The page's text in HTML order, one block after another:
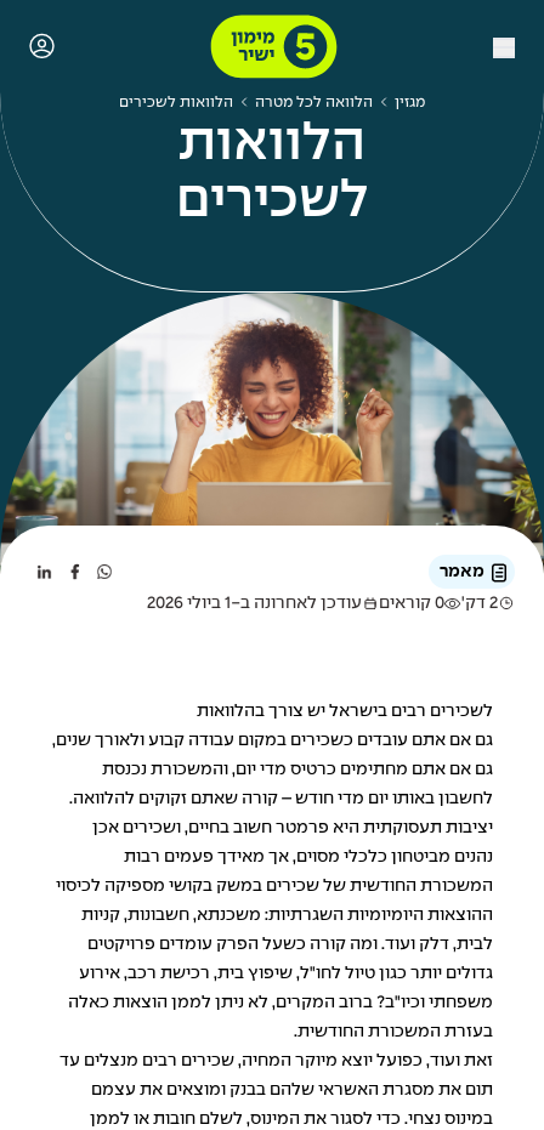
מגזין הלוואה לכל מטרה הלוואות לשכירים
הלוואות
לשכירים
מאמר
2 דק'
0 קוראים עודכן לאחרונה ב-1 ביולי 2026
לשכירים רבים בישראל יש צורך בהלוואות
גם אם אתם עובדים כשכירים במקום עבודה קבוע ולאורך שנים,
גם אם אתם מחתימים כרטיס מדי יום, והמשכורת נכנסת
לחשבון באותו יום מדי חודש – קורה שאתם זקוקים להלוואה.
יציבות תעסוקתית היא פרמטר חשוב בחיים, ושכירים אכן
נהנים מביטחון כלכלי מסוים, אך מאידך פעמים רבות
המשכורת החודשית של שכירים במשק בקושי מספיקה לכיסוי
ההוצאות היומיומיות השגרתיות: משכנתא, חשבונות, קניות
לבית, דלק ועוד. ומה קורה כשעל הפרק עומדים פרויקטים
גדולים יותר כגון טיול לחו"ל, שיפוץ בית, רכישת רכב, אירוע
משפחתי וכיו"ב? ברוב המקרים, לא ניתן לממן הוצאות כאלה
בעזרת המשכורת החודשית.
זאת ועוד, כפועל יוצא מיוקר המחיה, שכירים רבים מנצלים עד
תום את מסגרת האשראי שלהם בבנק ומוצאים את עצמם
במינוס נצחי. כדי לסגור את המינוס, לשלם חובות או לממן